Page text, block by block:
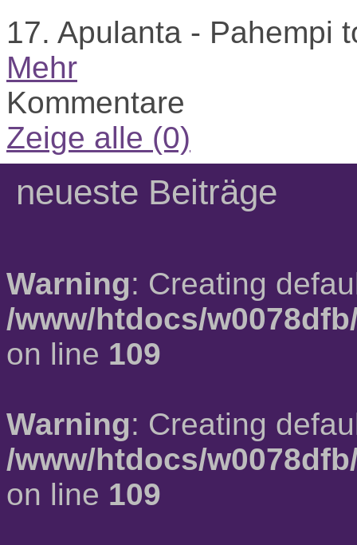
17. Apulanta - Pahempi
Mehr
Kommentare
Zeige alle (0)
neueste Beiträge
Warning: Creating
/www/htdocs/
on line 109
Warning: Creating
/www/htdocs/
on line 109